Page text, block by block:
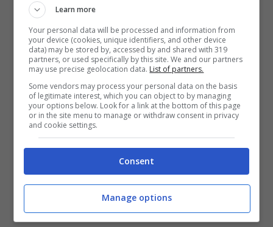
KTM Ajo non ha lavorato al meglio
consentirgli di vincere. Ha spiegato che
nella sua parte del box è mancata una vera
guida e che sono stati messi degli ostacoli
che inveceGardnernon ha avuto.
L’australiano ha bollato come “stronzate” le
dichiarazioni del collega, che sarà suo
compagno anche in MotoGP nel team KTM
Tech3.
Aki Ajo, capo della squadra, in
Learn more
Your personal data will be processed and information from
your device (cookies, unique identifiers, and other device
data) may be stored by, accessed by and shared with 319
partners, or used specifically by this site. We and our partners
may use precise geolocation data. List of partners.
Some vendors may process your personal data on the basis
of legitimate interest, which you can object to by managing
your options below. Look for a link at the bottom of this page
or in the site menu to manage or withdraw consent in privacy
and cookie settings.
Consent
Manage options